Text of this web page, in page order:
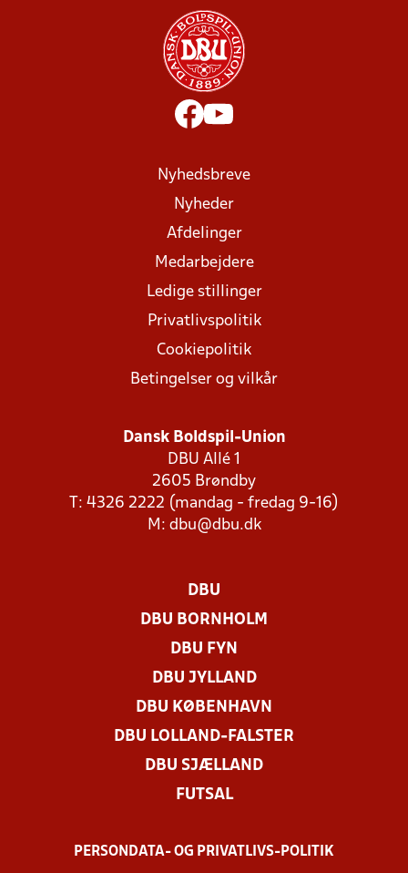
Nyhedsbreve
Nyheder
Afdelinger
Medarbejdere
Ledige stillinger
Privatlivspolitik
Cookiepolitik
Betingelser og vilkår
Dansk Boldspil-Union
DBU Allé 1
2605 Brøndby
T: 4326 2222 (mandag - fredag 9-16)
M: dbu@dbu.dk
DBU
DBU BORNHOLM
DBU FYN
DBU JYLLAND
DBU KØBENHAVN
DBU LOLLAND-FALSTER
DBU SJÆLLAND
FUTSAL
PERSONDATA- OG PRIVATLIVS-POLITIK